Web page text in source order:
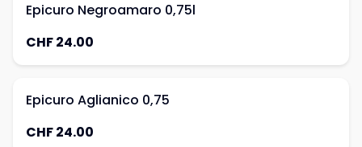
Epicuro Negroamaro 0,75l
CHF 24.00
Epicuro Aglianico 0,75
CHF 24.00